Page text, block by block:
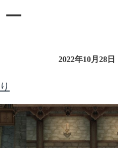
2022年10月28日